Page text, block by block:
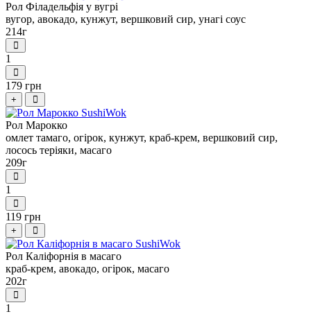
Рол Філадельфія у вугрі
вугор, авокадо, кунжут, вершковий сир, унагі соус
214г
1
179 грн
+
Рол Марокко
омлет тамаго, огірок, кунжут, краб-крем, вершковий сир,
лосось теріяки, масаго
209г
1
119 грн
+
Рол Каліфорнія в масаго
краб-крем, авокадо, огірок, масаго
202г
1